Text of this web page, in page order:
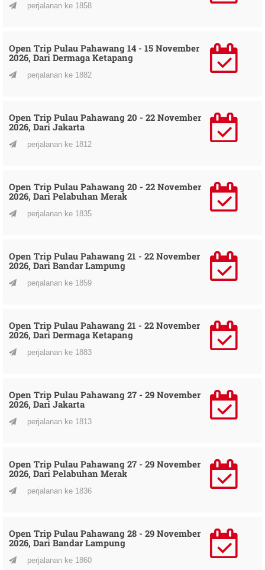
perjalanan ke 1858
Open Trip Pulau Pahawang 14 - 15 November
2026, Dari Dermaga Ketapang
perjalanan ke 1882
Open Trip Pulau Pahawang 20 - 22 November
2026, Dari Jakarta
perjalanan ke 1812
Open Trip Pulau Pahawang 20 - 22 November
2026, Dari Pelabuhan Merak
perjalanan ke 1835
Open Trip Pulau Pahawang 21 - 22 November
2026, Dari Bandar Lampung
perjalanan ke 1859
Open Trip Pulau Pahawang 21 - 22 November
2026, Dari Dermaga Ketapang
perjalanan ke 1883
Open Trip Pulau Pahawang 27 - 29 November
2026, Dari Jakarta
perjalanan ke 1813
Open Trip Pulau Pahawang 27 - 29 November
2026, Dari Pelabuhan Merak
perjalanan ke 1836
Open Trip Pulau Pahawang 28 - 29 November
2026, Dari Bandar Lampung
perjalanan ke 1860